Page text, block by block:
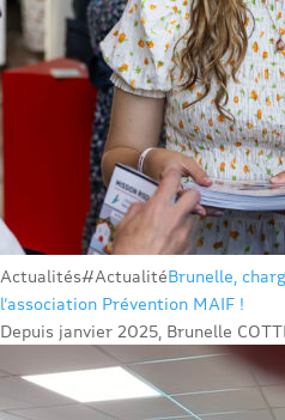
Actualités#ActualitéBrunelle,
l’association Prévention MAIF !
Depuis janvier 2025, Brunelle